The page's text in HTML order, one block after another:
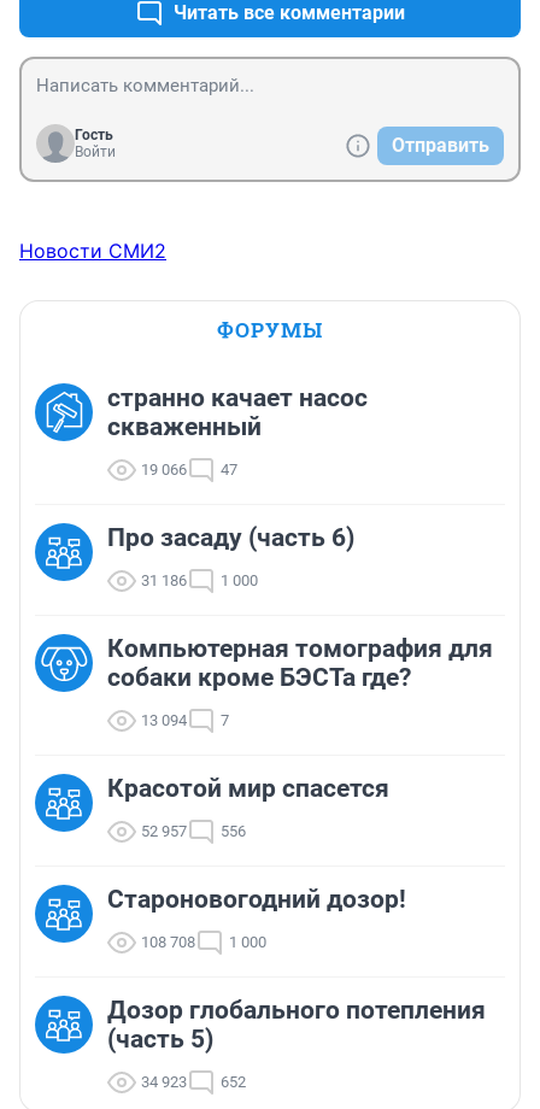
Читать все комментарии
Гость
Войти
Отправить
Новости СМИ2
ФОРУМЫ
странно качает насос
скваженный
19 066 47
Про засаду (часть 6)
31 186 1 000
Компьютерная томография для
собаки кроме БЭСТа где?
13 094 7
Красотой мир спасется
52 957 556
Староновогодний дозор!
108 708 1 000
Дозор глобального потепления
(часть 5)
34 923 652